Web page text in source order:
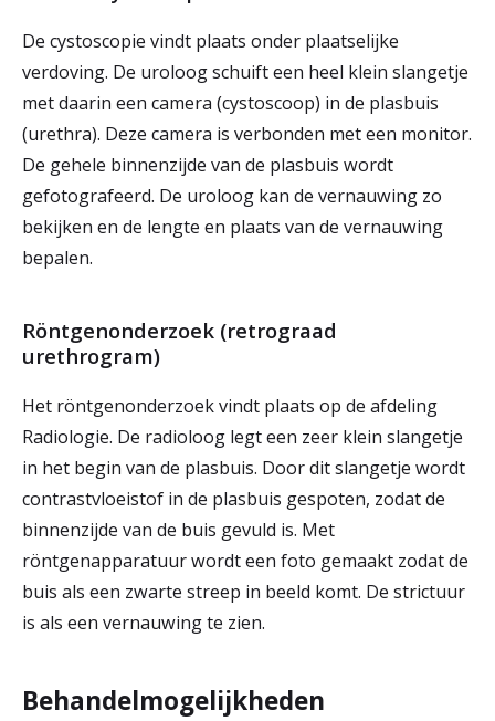
De cystoscopie vindt plaats onder plaatselijke
verdoving. De uroloog schuift een heel klein slangetje
met daarin een camera (cystoscoop) in de plasbuis
(urethra). Deze camera is verbonden met een monitor.
De gehele binnenzijde van de plasbuis wordt
gefotografeerd. De uroloog kan de vernauwing zo
bekijken en de lengte en plaats van de vernauwing
bepalen.
Röntgenonderzoek (retrograad
urethrogram)
Het röntgenonderzoek vindt plaats op de afdeling
Radiologie. De radioloog legt een zeer klein slangetje
in het begin van de plasbuis. Door dit slangetje wordt
contrastvloeistof in de plasbuis gespoten, zodat de
binnenzijde van de buis gevuld is. Met
röntgenapparatuur wordt een foto gemaakt zodat de
buis als een zwarte streep in beeld komt. De strictuur
is als een vernauwing te zien.
Behandelmogelijkheden